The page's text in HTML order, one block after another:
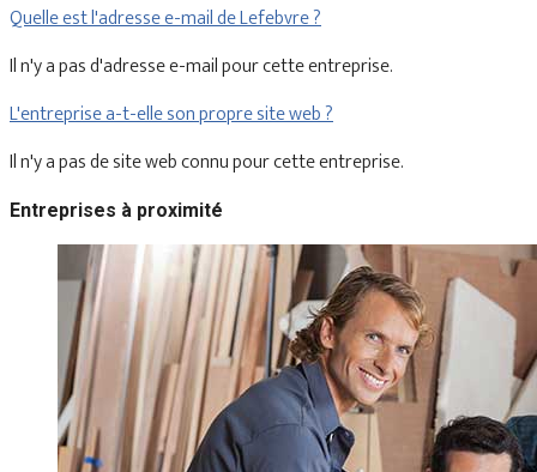
Quelle est l'adresse e-mail de Lefebvre ?
Il n'y a pas d'adresse e-mail pour cette entreprise.
L'entreprise a-t-elle son propre site web ?
Il n'y a pas de site web connu pour cette entreprise.
Entreprises à proximité